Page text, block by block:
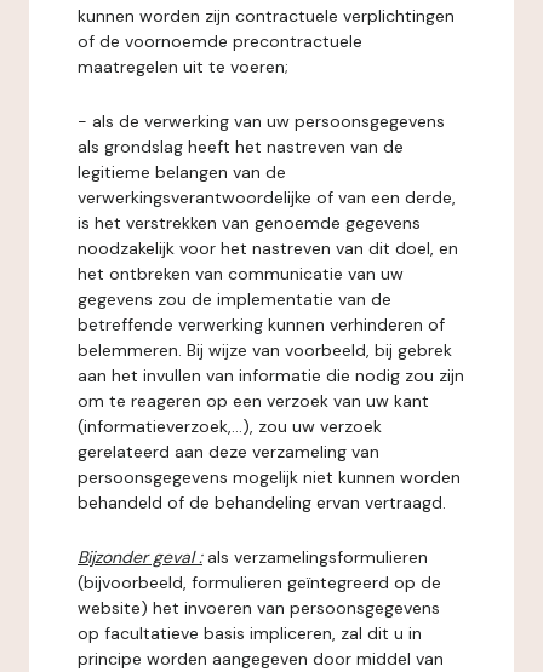
kunnen worden zijn contractuele verplichtingen
of de voornoemde precontractuele
maatregelen uit te voeren;
- als de verwerking van uw persoonsgegevens
als grondslag heeft het nastreven van de
legitieme belangen van de
verwerkingsverantwoordelijke of van een derde,
is het verstrekken van genoemde gegevens
noodzakelijk voor het nastreven van dit doel, en
het ontbreken van communicatie van uw
gegevens zou de implementatie van de
betreffende verwerking kunnen verhinderen of
belemmeren. Bij wijze van voorbeeld, bij gebrek
aan het invullen van informatie die nodig zou zijn
om te reageren op een verzoek van uw kant
(informatieverzoek,...), zou uw verzoek
gerelateerd aan deze verzameling van
persoonsgegevens mogelijk niet kunnen worden
behandeld of de behandeling ervan vertraagd.
Bijzonder geval : als verzamelingsformulieren
(bijvoorbeeld, formulieren geïntegreerd op de
website) het invoeren van persoonsgegevens
op facultatieve basis impliceren, zal dit u in
principe worden aangegeven door middel van